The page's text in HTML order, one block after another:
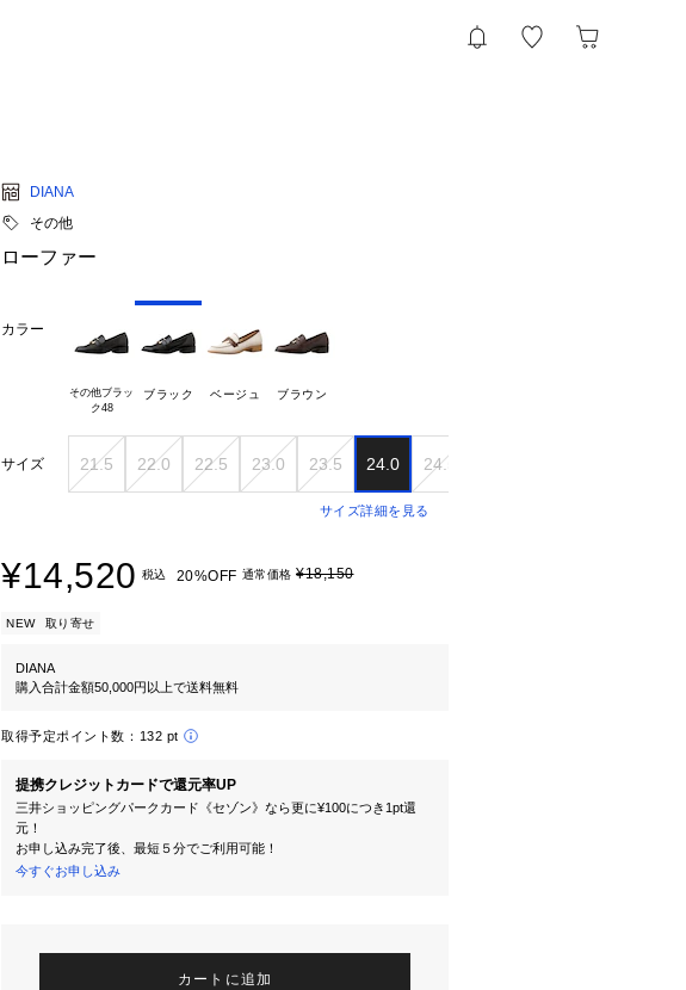
DIANA
その他
ローファー
カラー
その他ブラッ
ク48
ブラック ベージュ ブラウン
サイズ 21.5 22.0 22.5 23.0 23.5 24.0 24.5
サイズ詳細を見る
¥14,520 税込 20%OFF 通常価格 ¥18,150
NEW 取り寄せ
DIANA
購入合計金額50,000円以上で送料無料
取得予定ポイント数： 132 pt
提携クレジットカードで還元率UP
三井ショッピングパークカード《セゾン》なら更に¥100につき1pt還
元！
お申し込み完了後、最短５分でご利用可能！
今すぐお申し込み
カートに追加